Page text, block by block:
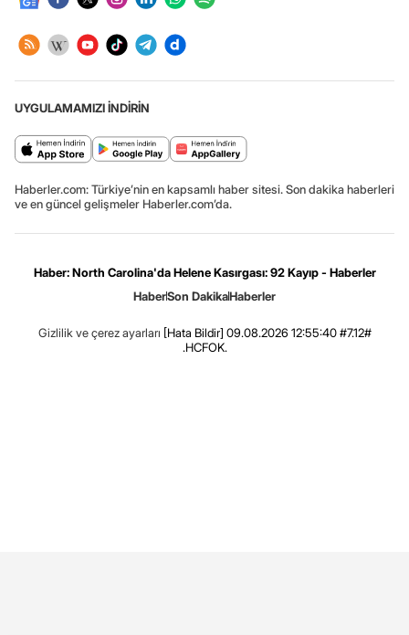
UYGULAMAMIZI İNDİRİN
Haberler.com: Türkiye’nin en kapsamlı haber sitesi. Son dakika haberleri
ve en güncel gelişmeler Haberler.com’da.
Haber: North Carolina'da Helene Kasırgası: 92 Kayıp - Haberler
HaberSon DakikaHaberler
Gizlilik ve çerez ayarları [Hata Bildir] 09.08.2026 12:55:40 #7.12#
.HCFOK.